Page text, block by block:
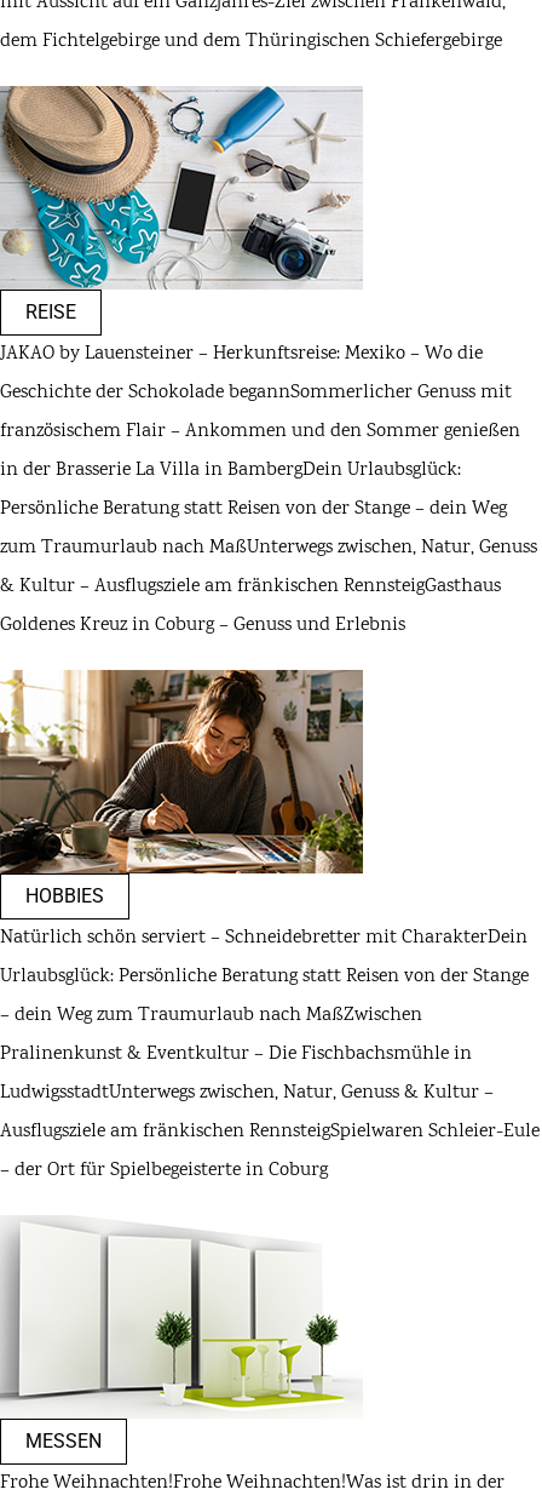
dem Fichtelgebirge und dem Thüringischen Schiefergebirge
REISE
JAKAO by Lauensteiner – Herkunftsreise: Mexiko – Wo die
Geschichte der Schokolade begannSommerlicher Genuss mit
französischem Flair – Ankommen und den Sommer genießen
in der Brasserie La Villa in BambergDein Urlaubsglück:
Persönliche Beratung statt Reisen von der Stange – dein Weg
zum Traumurlaub nach MaßUnterwegs zwischen, Natur, Genuss
& Kultur – Ausflugsziele am fränkischen RennsteigGasthaus
Goldenes Kreuz in Coburg – Genuss und Erlebnis
HOBBIES
Natürlich schön serviert – Schneidebretter mit CharakterDein
Urlaubsglück: Persönliche Beratung statt Reisen von der Stange
– dein Weg zum Traumurlaub nach MaßZwischen
Pralinenkunst & Eventkultur – Die Fischbachsmühle in
LudwigsstadtUnterwegs zwischen, Natur, Genuss & Kultur –
Ausflugsziele am fränkischen RennsteigSpielwaren Schleier-Eule
– der Ort für Spielbegeisterte in Coburg
MESSEN
Frohe Weihnachten!Frohe Weihnachten!Was ist drin in der